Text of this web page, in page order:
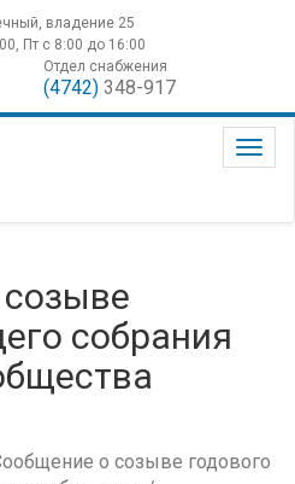
владение 25
Пт с 8:00 до 16:00
Отдел снабжения
(4742) 348-917
собрания
о созыве годового